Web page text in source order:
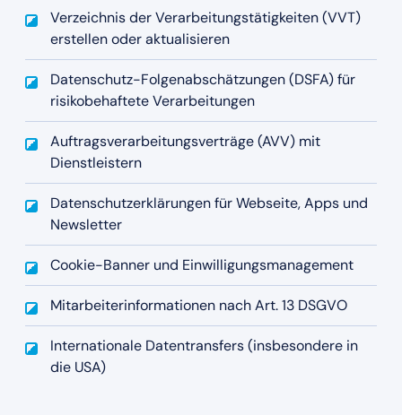
Verzeichnis der Verarbeitungstätigkeiten (VVT)
erstellen oder aktualisieren
Datenschutz-Folgenabschätzungen (DSFA) für
risikobehaftete Verarbeitungen
Auftragsverarbeitungsverträge (AVV) mit
Dienstleistern
Datenschutzerklärungen für Webseite, Apps und
Newsletter
Cookie-Banner und Einwilligungsmanagement
Mitarbeiterinformationen nach Art. 13 DSGVO
Internationale Datentransfers (insbesondere in
die USA)